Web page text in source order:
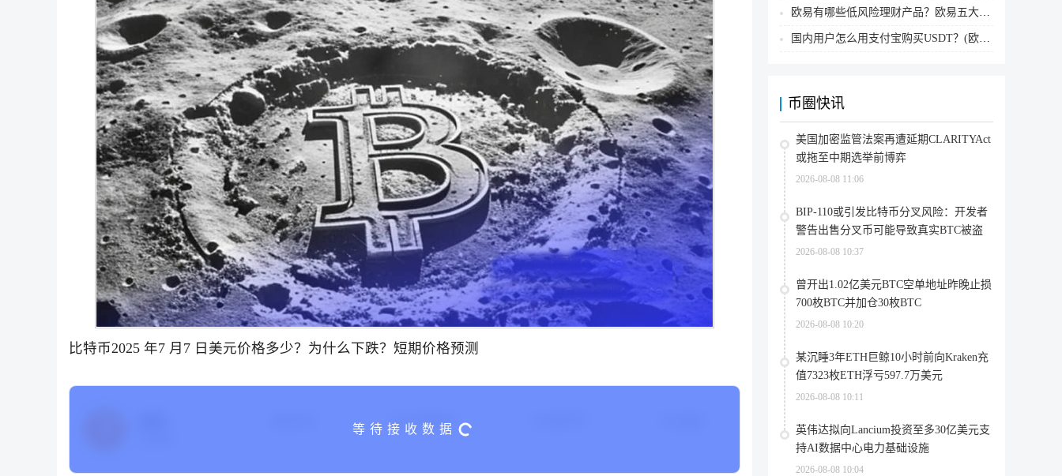
比特币2025 年7 月7 日美元价格多少？为什么下跌？短期价格预测
24H交易额($)
欧易有哪些低风险理财产品？欧易五大低风险理财产品详细介绍
国内用户怎么用支付宝购买USDT？(欧易交易所为例)
币圈快讯
美国加密监管法案再遭延期CLARITYAct
或拖至中期选举前博弈
2026-08-08 11:06
BIP-110或引发比特币分叉风险：开发者
警告出售分叉币可能导致真实BTC被盗
2026-08-08 10:37
曾开出1.02亿美元BTC空单地址昨晚止损
700枚BTC并加仓30枚BTC
2026-08-08 10:20
某沉睡3年ETH巨鲸10小时前向Kraken充
值7323枚ETH浮亏597.7万美元
2026-08-08 10:11
英伟达拟向Lancium投资至多30亿美元支
持AI数据中心电力基础设施
2026-08-08 10:04